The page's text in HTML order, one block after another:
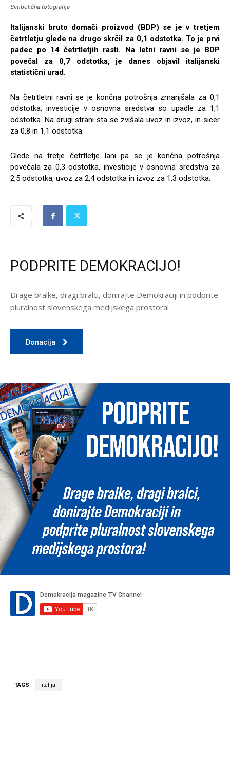
Simbolična fotografija
Italijanski bruto domači proizvod (BDP) se je v tretjem
četrtletju glede na drugo skrčil za 0,1 odstotka. To je prvi
padec po 14 četrtletjih rasti. Na letni ravni se je BDP
povečal za 0,7 odstotka, je danes objavil italijanski
statistični urad.
Na četrtletni ravni se je končna potrošnja zmanjšala za 0,1
odstotka, investicije v osnovna sredstva so upadle za 1,1
odstotka. Na drugi strani sta se zvišala uvoz in izvoz, in sicer
za 0,8 in 1,1 odstotka.
Glede na tretje četrtletje lani pa se je končna potrošnja
povečala za 0,3 odstotka, investicije v osnovna sredstva za
2,5 odstotka, uvoz za 2,4 odstotka in izvoz za 1,3 odstotka.
PODPRITE DEMOKRACIJO!
Drage bralke, dragi bralci, donirajte Demokraciji in podprite
pluralnost slovenskega medijskega prostora!
Donacija
TAGS italija